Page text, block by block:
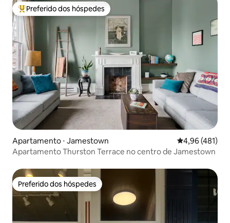
Entre os melhores preferidos dos hóspedes
Preferido dos hóspedes
Apartamento ⋅ Jamestown 4,96 de uma
4,96 (481)
Apartamento Thurston Terrace no centro de Jamestown
Preferido dos hóspedes
Preferido dos hóspedes